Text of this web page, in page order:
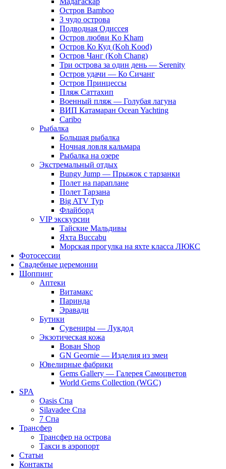
Остров Bamboo
3 чудо острова
Подводная Одиссея
Остров любви Ko Kham
Остров Ко Куд (Koh Kood)
Остров Чанг (Koh Chang)
Три острова за один день — Serenity
Остров удачи — Ко Сичанг
Остров Принцессы
Пляж Саттахип
Военный пляж — Голубая лагуна
ВИП Катамаран Ocean Yachting
Caribo
Рыбалка
Большая рыбалка
Ночная ловля кальмара
Рыбалка на озере
Экстремальный отдых
Bungy Jump — Прыжок с тарзанки
Полет на параплане
Полет Тарзана
Big ATV Тур
Флайборд
VIP экскурсии
Тайские Мальдивы
Яхта Buccabu
Морская прогулка на яхте класса ЛЮКС
Фотосессии
Свадебные церемонии
Шоппинг
Аптеки
Витамакс
Паринда
Эравади
Бутики
Сувениры — Лукдод
Экзотическая кожа
Вован Shop
GN Geornie — Изделия из змеи
Ювелирные фабрики
Gems Gallery — Галерея Самоцветов
World Gems Collection (WGC)
SPA
Oasis Спа
Silavadee Спа
7 Спа
Трансфер
Трансфер на острова
Такси в аэропорт
Статьи
Контакты